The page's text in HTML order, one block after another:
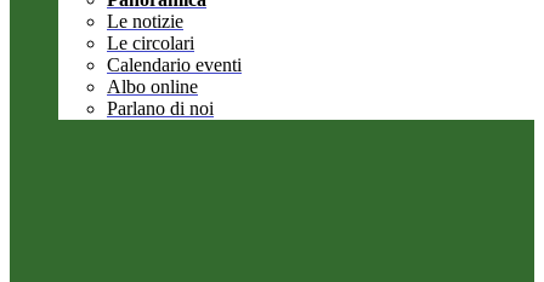
Le notizie
Le circolari
Calendario eventi
Albo online
Parlano di noi